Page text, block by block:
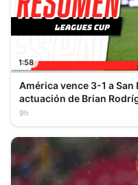
América vence 3-1 a San
actuación de Brian
9h
1:58